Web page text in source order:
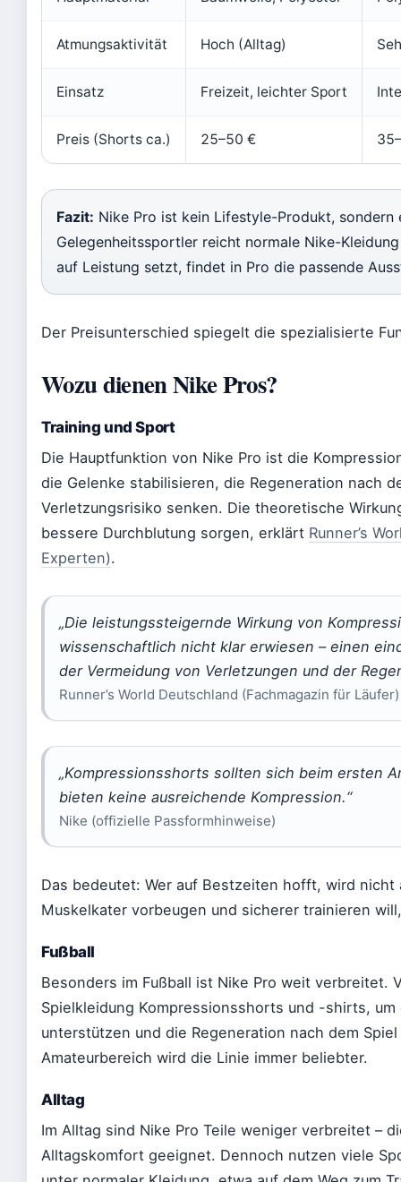
Atmungsaktivität Hoch (Alltag)
Einsatz Freizeit, leichter Sport
Preis (Shorts ca.) 25–50 €
Fazit: Nike Pro ist kein Lifestyle-Produkt, sondern
Gelegenheitssportler reicht normale Nike-
auf Leistung setzt, findet in Pro die passende
Der Preisunterschied spiegelt die spezialisierte
Wozu dienen Nike Pros?
Training und Sport
Die Hauptfunktion von Nike Pro ist die
die Gelenke stabilisieren, die Regeneration nach
Verletzungsrisiko senken. Die theoretische
bessere Durchblutung sorgen, erklärt Runner’s
Experten).
„Die leistungssteigernde Wirkung von
wissenschaftlich nicht klar erwiesen – einen
der Vermeidung von Verletzungen und der
Runner’s World Deutschland (Fachmagazin für Läufer)
„Kompressionsshorts sollten sich beim ersten
bieten keine ausreichende Kompression.“
Nike (offizielle Passformhinweise)
Das bedeutet: Wer auf Bestzeiten hofft, wird nicht
Muskelkater vorbeugen und sicherer trainieren
Fußball
Besonders im Fußball ist Nike Pro weit verbreitet.
Spielkleidung Kompressionsshorts und -shirts,
unterstützen und die Regeneration nach dem
Amateurbereich wird die Linie immer beliebter.
Alltag
Im Alltag sind Nike Pro Teile weniger verbreitet –
Alltagskomfort geeignet. Dennoch nutzen viele